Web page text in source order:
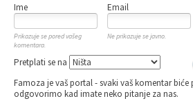
Ime Email
Prikazuje se pored vašeg
komentara.
Ne prikazuje se javno.
Pretplati se na
Famoza je vaš portal - svaki vaš komentar
odgovorimo kad imate neko pitanje za nas.